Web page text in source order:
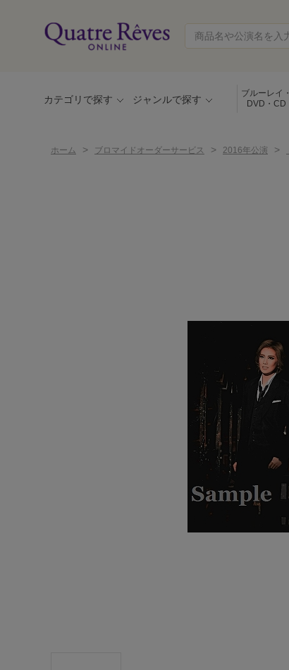
カテゴリで探す ジャンルで探す
ブルーレイ・
DVD・CD
ホーム > ブロマイドオーダーサービス > 2016年公演 >